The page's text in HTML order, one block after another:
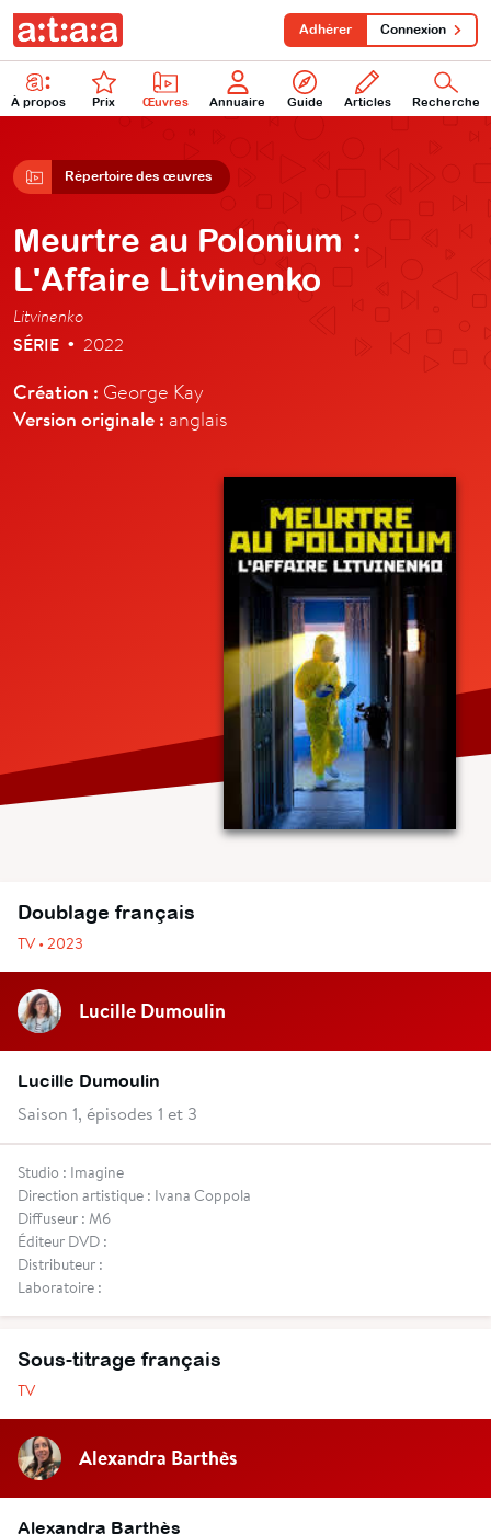
À propos Prix Œuvres Annuaire Guide Articles Recherche
Adhérer Connexion
Répertoire des œuvres
Meurtre au Polonium :
L'Affaire Litvinenko
Litvinenko
SÉRIE • 2022
Création : George Kay
Version originale : anglais
Doublage français
TV • 2023
Lucille Dumoulin
Lucille Dumoulin
Saison 1, épisodes 1 et 3
Studio : Imagine
Direction artistique : Ivana Coppola
Diffuseur : M6
Éditeur DVD :
Distributeur :
Laboratoire :
Sous-titrage français
TV
Alexandra Barthès
Alexandra Barthès